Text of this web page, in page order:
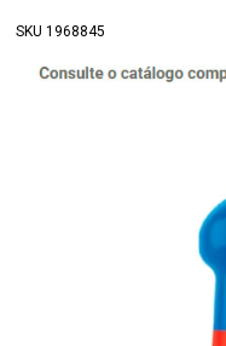
SKU 1968845